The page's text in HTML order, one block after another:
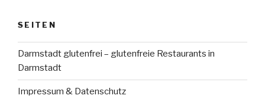
SEITEN
Darmstadt glutenfrei – glutenfreie Restaurants in
Darmstadt
Impressum & Datenschutz